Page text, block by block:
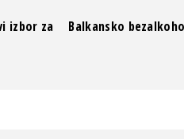
izbor za
Balkansko